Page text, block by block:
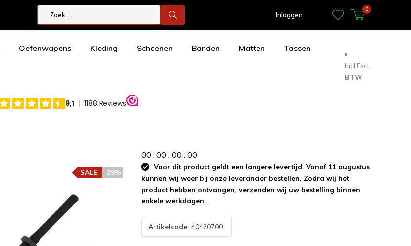
Inloggen
0
Oefenwapens Kleding Schoenen Banden Matten Tassen
Incl.Excl.
BTW
-29%
SALE
00 :00 :00 :00
Voor dit product geldt een langere levertijd. Vanaf 11 augustus
kunnen wij weer bij onze leverancier bestellen. Zodra wij het
product hebben ontvangen, verzenden wij uw bestelling binnen
enkele werkdagen.
Artikelcode: 40420700